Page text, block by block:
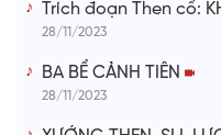
Trích đoạn Then cổ:
28/11/2023
BA BỂ CẢNH TIÊN
28/11/2023